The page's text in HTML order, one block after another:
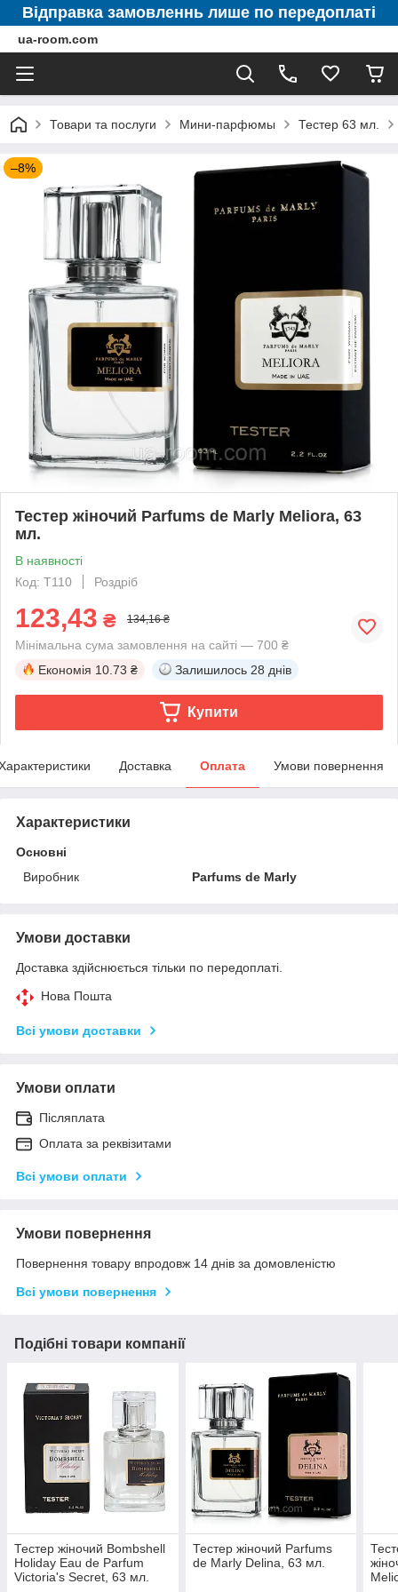
Відправка замовленнь лише по передоплаті
ua-room.com
Товари та послуги Мини-парфюмы Тестер 63 мл.
–8%
Тестер жіночий Parfums de Marly Meliora, 63
мл.
В наявності
Код: T110
Роздріб
123,43 ₴ 134,16 ₴
Мінімальна сума замовлення на сайті — 700 ₴
Економія 10.73 ₴ Залишилось 28 днів
Купити
Доставка Оплата Умови повернення
Характеристики
Основні
Виробник
Parfums de Marly
Умови доставки
Доставка здійснюється тільки по передоплаті.
Нова Пошта
Всі умови доставки
Умови оплати
Післяплата
Оплата за реквізитами
Всі умови оплати
Умови повернення
Повернення товару впродовж 14 днів за домовленістю
Всі умови повернення
Подібні товари компанії
Тестер жіночий Bombshell
Holiday Eau de Parfum
Victoria's Secret, 63 мл.
Тестер жіночий Parfums
de Marly Delina, 63 мл.